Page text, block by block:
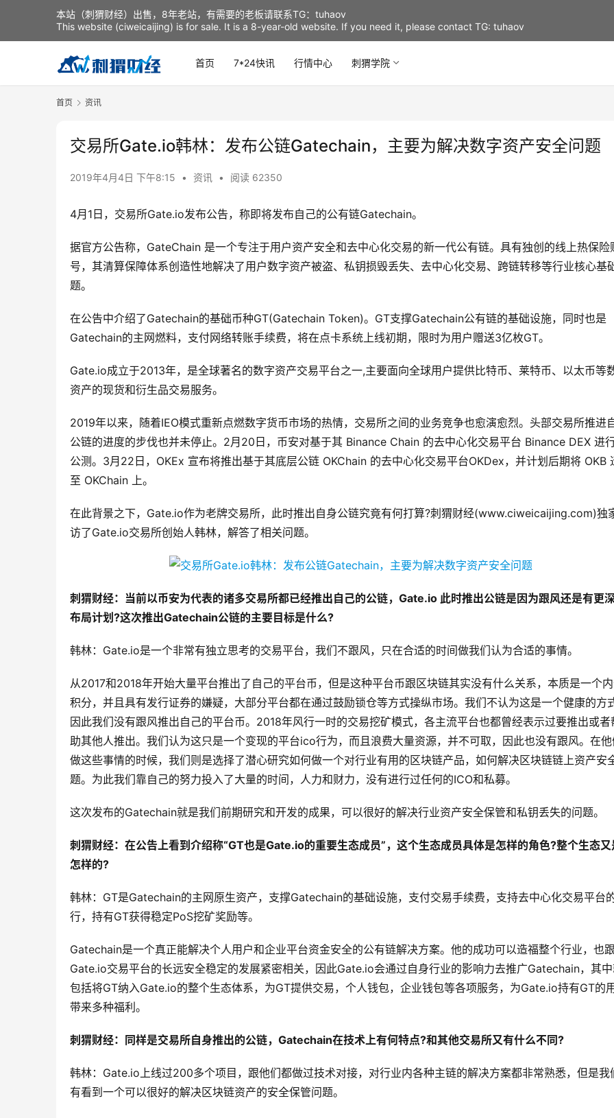
首页 7*24快讯 行情中心 刺猬学院
首页 资讯
交易所Gate.io韩林：发布公链Gatechain，主要为解决数字资产安全问题
2019年4月4日 下午8:15 • 资讯 • 阅读 62350
4月1日，交易所Gate.io发布公告，称即将发布自己的公有链Gatechain。
据官方公告称，GateChain 是一个专注于用户资产安全和去中心化交易的新一代公有链。具有独创的线上热保险
号，其清算保障体系创造性地解决了用户数字资产被盗、私钥损毁丢失、去中心化交易、跨链转移等行业核心基
题。
在公告中介绍了Gatechain的基础币种GT(Gatechain Token)。GT支撑Gatechain公有链的基础设施，同时也是
Gatechain的主网燃料，支付网络转账手续费，将在点卡系统上线初期，限时为用户赠送3亿枚GT。
Gate.io成立于2013年，是全球著名的数字资产交易平台之一,主要面向全球用户提供比特币、莱特币、以太币等
资产的现货和衍生品交易服务。
2019年以来，随着IEO模式重新点燃数字货币市场的热情，交易所之间的业务竞争也愈演愈烈。头部交易所推进
公链的进度的步伐也并未停止。2月20日，币安对基于其 Binance Chain 的去中心化交易平台 Binance DEX 进
公测。3月22日，OKEx 宣布将推出基于其底层公链 OKChain 的去中心化交易平台OKDex，并计划后期将 OKB
至 OKChain 上。
在此背景之下，Gate.io作为老牌交易所，此时推出自身公链究竟有何打算?刺猬财经(www.ciweicaijing.com)独
访了Gate.io交易所创始人韩林，解答了相关问题。
刺猬财经：当前以币安为代表的诸多交易所都已经推出自己的公链，Gate.io 此时推出公链是因为跟风还是有更
布局计划?这次推出Gatechain公链的主要目标是什么?
韩林：Gate.io是一个非常有独立思考的交易平台，我们不跟风，只在合适的时间做我们认为合适的事情。
从2017和2018年开始大量平台推出了自己的平台币，但是这种平台币跟区块链其实没有什么关系，本质是一个
积分，并且具有发行证券的嫌疑，大部分平台都在通过鼓励锁仓等方式操纵市场。我们不认为这是一个健康的方式
因此我们没有跟风推出自己的平台币。2018年风行一时的交易挖矿模式，各主流平台也都曾经表示过要推出或者
助其他人推出。我们认为这只是一个变现的平台ico行为，而且浪费大量资源，并不可取，因此也没有跟风。在他
做这些事情的时候，我们则是选择了潜心研究如何做一个对行业有用的区块链产品，如何解决区块链链上资产安
题。为此我们靠自己的努力投入了大量的时间，人力和财力，没有进行过任何的ICO和私募。
这次发布的Gatechain就是我们前期研究和开发的成果，可以很好的解决行业资产安全保管和私钥丢失的问题。
刺猬财经：在公告上看到介绍称“GT也是Gate.io的重要生态成员”，这个生态成员具体是怎样的角色?整个生态又
怎样的?
韩林：GT是Gatechain的主网原生资产，支撑Gatechain的基础设施，支付交易手续费，支持去中心化交易平台
行，持有GT获得稳定PoS挖矿奖励等。
Gatechain是一个真正能解决个人用户和企业平台资金安全的公有链解决方案。他的成功可以造福整个行业，也跟
Gate.io交易平台的长远安全稳定的发展紧密相关，因此Gate.io会通过自身行业的影响力去推广Gatechain，其
包括将GT纳入Gate.io的整个生态体系，为GT提供交易，个人钱包，企业钱包等各项服务，为Gate.io持有GT的
带来多种福利。
刺猬财经：同样是交易所自身推出的公链，Gatechain在技术上有何特点?和其他交易所又有什么不同?
韩林：Gate.io上线过200多个项目，跟他们都做过技术对接，对行业内各种主链的解决方案都非常熟悉，但是我
有看到一个可以很好的解决区块链资产的安全保管问题。
本站（刺猬财经）出售，8年老站，有需要的老板请联系TG：tuhaov
This website (ciweicaijing) is for sale. It is a 8-year-old website. If you need it, please contact TG: tuhaov